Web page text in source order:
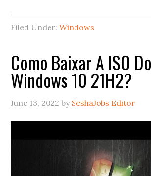
Filed Under:Windows
Como Baixar A ISO Do
Windows 10 21H2?
June 13, 2022 by SeshaJobs Editor